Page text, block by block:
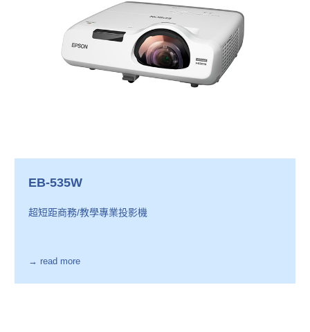
EB-535W
超短距商務/教學專業投影機
→ read more